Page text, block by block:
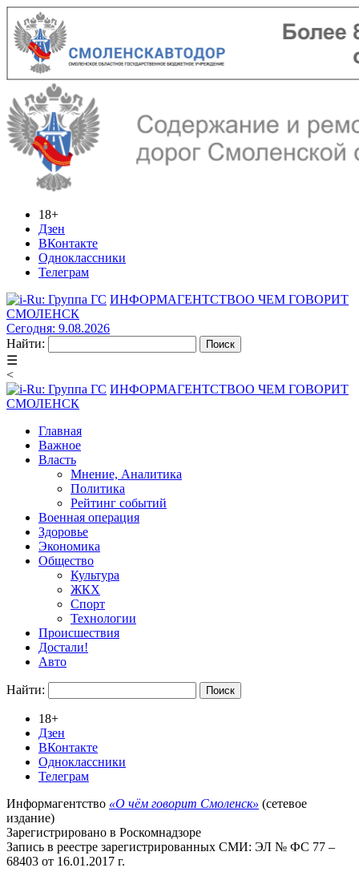
18+
Дзен
ВКонтакте
Одноклассники
Телеграм
ИНФОРМАГЕНТСТВОО ЧЕМ ГОВОРИТ
СМОЛЕНСК
Сегодня: 9.08.2026
Найти:
☰
<
ИНФОРМАГЕНТСТВОО ЧЕМ ГОВОРИТ
СМОЛЕНСК
Главная
Важное
Власть
Мнение, Аналитика
Политика
Рейтинг событий
Военная операция
Здоровье
Экономика
Общество
Культура
ЖКХ
Спорт
Технологии
Происшествия
Достали!
Авто
Найти:
18+
Дзен
ВКонтакте
Одноклассники
Телеграм
Информагентство «О чём говорит Смоленск» (сетевое
издание)
Зарегистрировано в Роскомнадзоре
Запись в реестре зарегистрированных СМИ: ЭЛ № ФС 77 –
68403 от 16.01.2017 г.